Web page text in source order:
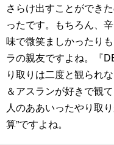
さらけ出すことができ
ったです。もちろん、
味で微笑ましかったり
ラの親友ですよね。『
り取りは二度と観られ
＆アスランが好きで観
人のああいったやり取
算”ですよね。